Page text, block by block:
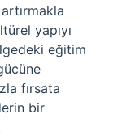
yapıyı
eğitim
fırsata
bir